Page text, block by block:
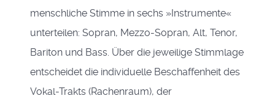
menschliche Stimme in sechs »Instrumente«
unterteilen: Sopran, Mezzo-Sopran, Alt, Tenor,
Bariton und Bass. Über die jeweilige Stimmlage
entscheidet die individuelle Beschaffenheit des
Vokal-Trakts (Rachenraum), der